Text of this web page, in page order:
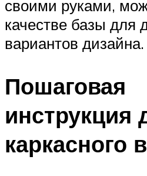
своими руками,
качестве базы для
вариантов дизайна.
Пошаговая
инструкция
каркасного